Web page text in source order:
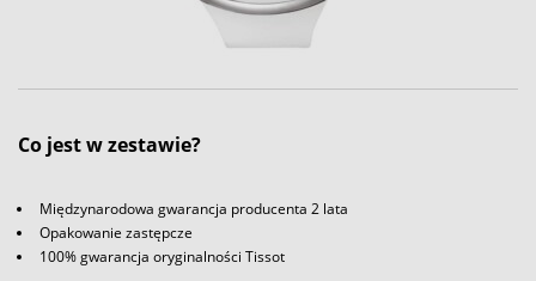
Co jest w zestawie?
Międzynarodowa gwarancja producenta 2 lata
Opakowanie zastępcze
100% gwarancja oryginalności Tissot